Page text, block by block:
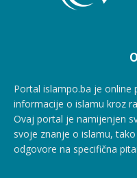
Portal islampo.ba je
informacije o islamu kroz
Ovaj portal je namijenjen
svoje znanje o islamu,
odgovore na specifična